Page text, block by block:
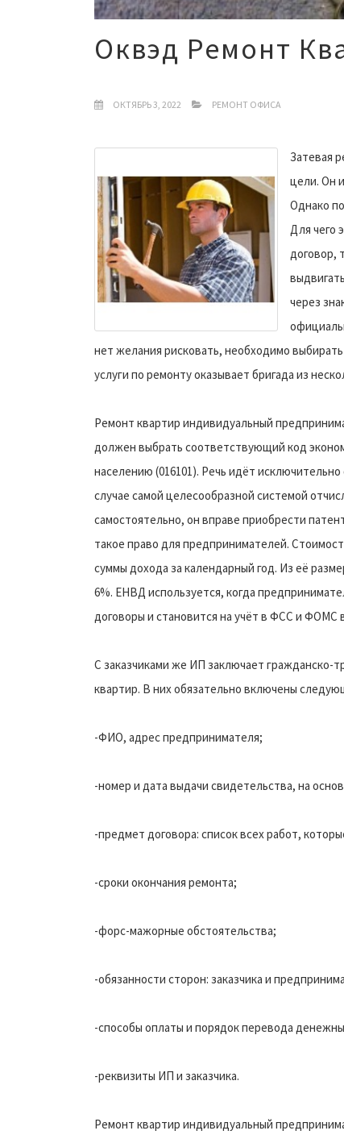
Оквэд Ремонт
ОКТЯБРЬ 3, 2022 РЕМОНТ ОФИСА
Затевая
цели. Он
Однако
Для чего
договор,
через
нет желания рисковать, необходимо
услуги по ремонту оказывает бригада из
Ремонт квартир индивидуальный
должен выбрать соответствующий код
населению (016101). Речь идёт
случае самой целесообразной системой
самостоятельно, он вправе приобрести
такое право для предпринимателей.
суммы дохода за календарный год. Из её
6%. ЕНВД используется, когда
договоры и становится на учёт в ФСС и ФОМС
С заказчиками же ИП заключает гражданско-
квартир. В них обязательно включены
-ФИО, адрес предпринимателя;
-номер и дата выдачи свидетельства, на
-предмет договора: список всех работ,
-сроки окончания ремонта;
-форс-мажорные обстоятельства;
-обязанности сторон: заказчика и
-способы оплаты и порядок перевода
-реквизиты ИП и заказчика.
Ремонт квартир индивидуальный